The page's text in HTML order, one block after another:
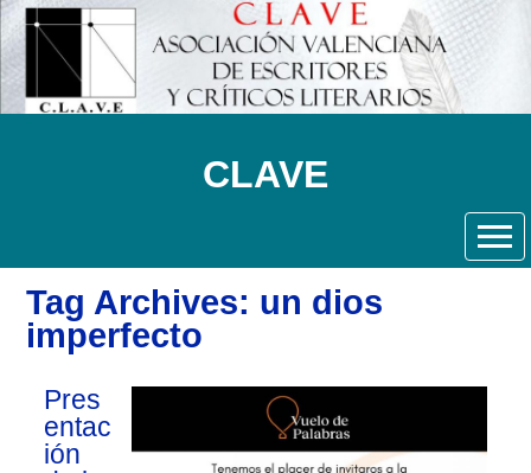
CLAVE
Tag Archives: un dios
imperfecto
Pres
entac
ión